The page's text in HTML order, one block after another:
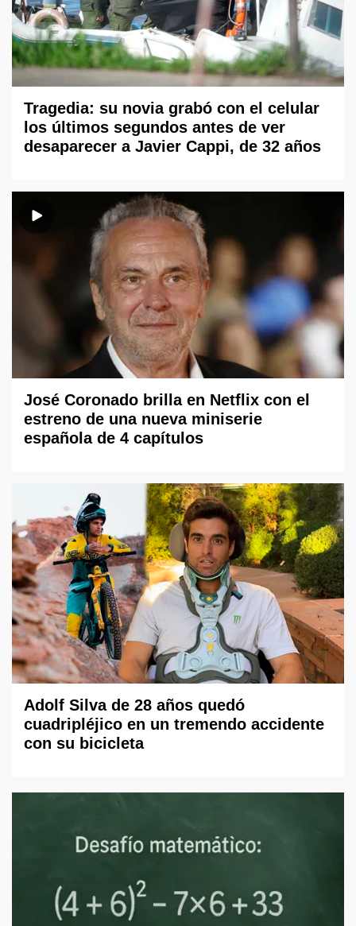
Tragedia: su novia grabó con el celular
los últimos segundos antes de ver
desaparecer a Javier Cappi, de 32 años
José Coronado brilla en Netflix con el
estreno de una nueva miniserie
española de 4 capítulos
Adolf Silva de 28 años quedó
cuadripléjico en un tremendo accidente
con su bicicleta